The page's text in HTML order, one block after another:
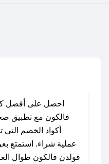
احصل على أفضل
فالكون مع تطبيق
أكواد الخصم
عملية شراء.
قولدن فالكون طوال